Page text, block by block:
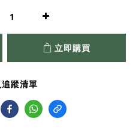
立即購買
蹤清單